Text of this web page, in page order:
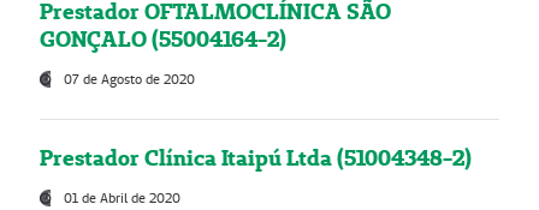
Prestador OFTALMOCLÍNICA SÃO
GONÇALO (55004164-2)
07 de Agosto de 2020
Prestador Clínica Itaipú Ltda (51004348-2)
01 de Abril de 2020